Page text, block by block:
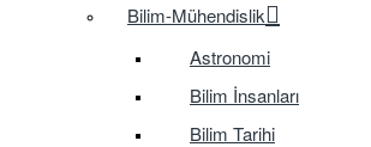
Bilim-Mühendislik
Astronomi
Bilim İnsanları
Bilim Tarihi